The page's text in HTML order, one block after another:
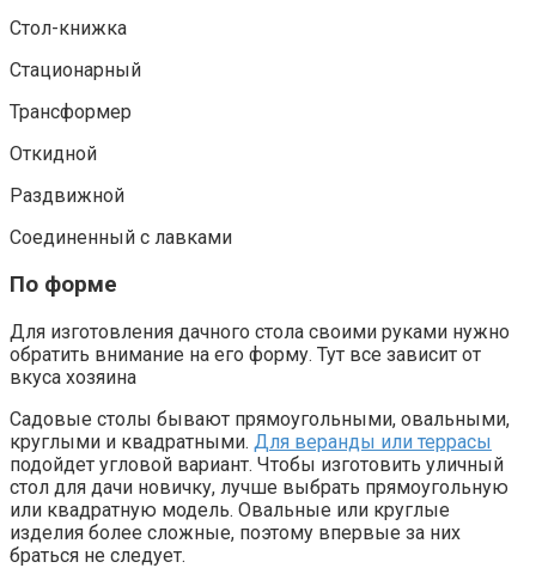
Стол-книжка
Стационарный
Трансформер
Откидной
Раздвижной
Соединенный с лавками
По форме
Для изготовления дачного стола своими руками нужно
обратить внимание на его форму. Тут все зависит от
вкуса хозяина
Садовые столы бывают прямоугольными, овальными,
круглыми и квадратными. Для веранды или террасы
подойдет угловой вариант. Чтобы изготовить уличный
стол для дачи новичку, лучше выбрать прямоугольную
или квадратную модель. Овальные или круглые
изделия более сложные, поэтому впервые за них
браться не следует.